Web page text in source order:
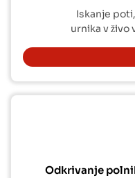
Iskanje
urnika v živo
Odkrivanje